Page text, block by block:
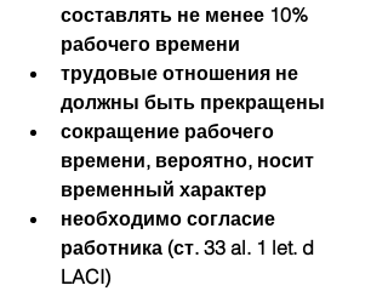
составлять не менее 10%
рабочего времени
трудовые отношения не
должны быть прекращены
сокращение рабочего
времени, вероятно, носит
временный характер
необходимо согласие
работника (ст. 33 al. 1 let. d
LACI)